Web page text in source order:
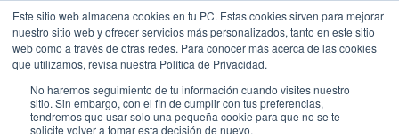
Este sitio web almacena cookies en tu PC. Estas cookies sirven para mejorar
nuestro sitio web y ofrecer servicios más personalizados, tanto en este sitio
web como a través de otras redes. Para conocer más acerca de las cookies
que utilizamos, revisa nuestra Política de Privacidad.
No haremos seguimiento de tu información cuando visites nuestro
sitio. Sin embargo, con el fin de cumplir con tus preferencias,
tendremos que usar solo una pequeña cookie para que no se te
solicite volver a tomar esta decisión de nuevo.
Pasar
contenido
principal
SKIP TO CONTENT